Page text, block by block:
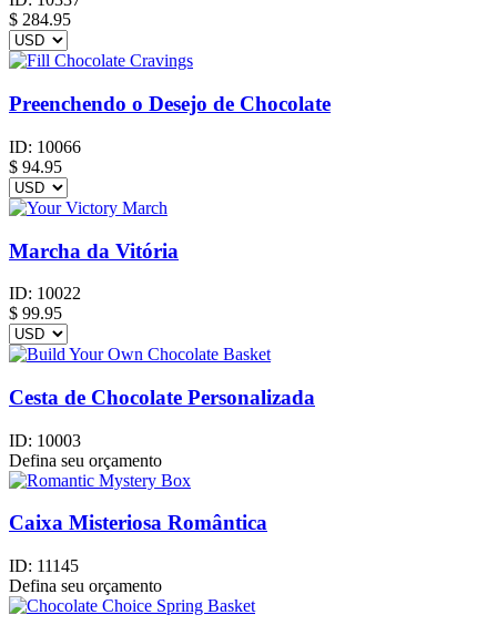
$ 284.95
Preenchendo o Desejo de Chocolate
ID: 10066
$ 94.95
Marcha da Vitória
ID: 10022
$ 99.95
Cesta de Chocolate Personalizada
ID: 10003
Defina seu orçamento
Caixa Misteriosa Romântica
ID: 11145
Defina seu orçamento